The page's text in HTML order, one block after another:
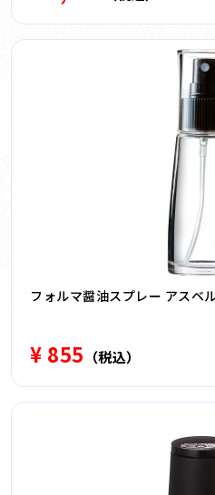
フォルマ醤油スプレー アスベ
¥ 855 （税込）